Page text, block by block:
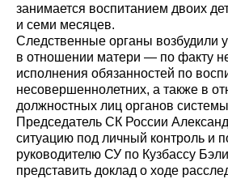
занимается воспитанием двоих
и семи месяцев.
Следственные органы возбудили
в отношении матери — по факту
исполнения обязанностей по
несовершеннолетних, а также в
должностных лиц органов
Председатель СК России
ситуацию под личный контроль и
руководителю СУ по Кузбассу
представить доклад о ходе